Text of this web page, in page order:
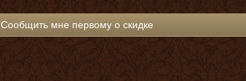
Сообщить мне первому о скидке